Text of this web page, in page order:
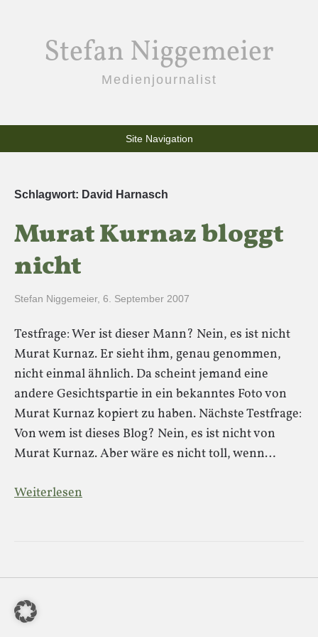
Stefan Niggemeier
Medienjournalist
Site Navigation
Schlagwort: David Harnasch
Murat Kurnaz bloggt
nicht
Stefan Niggemeier, 6. September 2007
Testfrage: Wer ist dieser Mann? Nein, es ist nicht
Murat Kurnaz. Er sieht ihm, genau genommen,
nicht einmal ähnlich. Da scheint jemand eine
andere Gesichtspartie in ein bekanntes Foto von
Murat Kurnaz kopiert zu haben. Nächste Testfrage:
Von wem ist dieses Blog? Nein, es ist nicht von
Murat Kurnaz. Aber wäre es nicht toll, wenn…
Weiterlesen